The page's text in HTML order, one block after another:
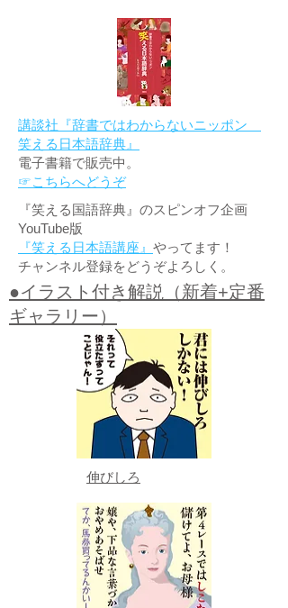
講談社『辞書ではわからないニッポン
笑える日本語辞典』
電子書籍で販売中。
☞こちらへどうぞ
『笑える国語辞典』のスピンオフ企画
YouTube版
『笑える日本語講座』 やってます！
チャンネル登録をどうぞよろしく。
●イラスト付き解説（新着+定番
ギャラリー）
伸びしろ